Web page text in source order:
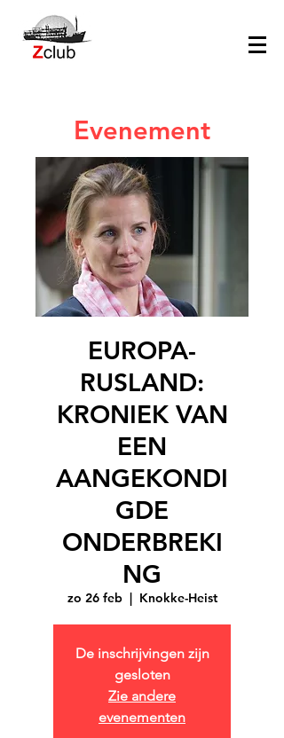
Evenement
EUROPA-
RUSLAND:
KRONIEK VAN
EEN
AANGEKONDI
GDE
ONDERBREKI
NG
zo 26 feb
  |
Knokke-Heist
De inschrijvingen zijn
gesloten
Zie andere
evenementen